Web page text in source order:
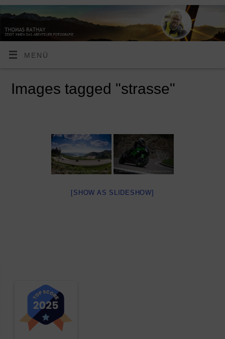
MENÜ
Images tagged "strasse"
[SHOW AS SLIDESHOW]